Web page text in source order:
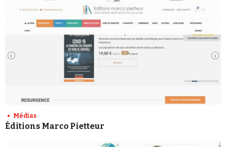
Médias
Éditions Marco Pietteur